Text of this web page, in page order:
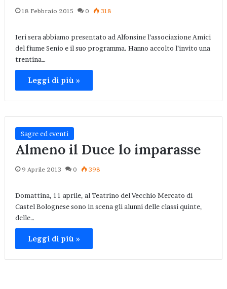
18 Febbraio 2015 0 318
Ieri sera abbiamo presentato ad Alfonsine l’associazione Amici
del fiume Senio e il suo programma. Hanno accolto l’invito una
trentina…
Leggi di più »
Sagre ed eventi
Almeno il Duce lo imparasse
9 Aprile 2013 0 398
Domattina, 11 aprile, al Teatrino del Vecchio Mercato di
Castel Bolognese sono in scena gli alunni delle classi quinte,
delle…
Leggi di più »